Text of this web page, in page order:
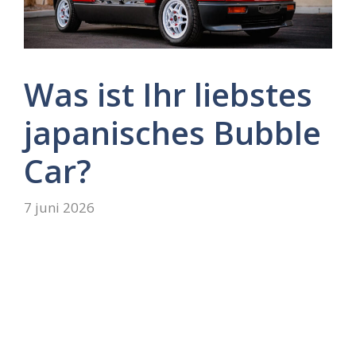
Was ist Ihr liebstes
japanisches Bubble
Car?
7 juni 2026